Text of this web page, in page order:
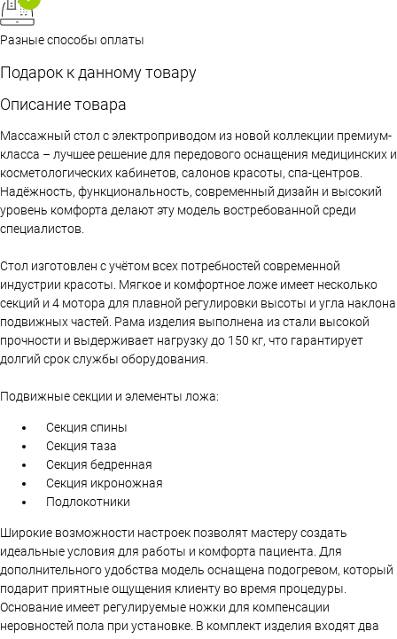
Разные способы оплаты
Подарок к данному товару
Описание товара
Массажный стол с электроприводом из новой коллекции премиум-
класса – лучшее решение для передового оснащения медицинских и
косметологических кабинетов, салонов красоты, спа-центров.
Надёжность, функциональность, современный дизайн и высокий
уровень комфорта делают эту модель востребованной среди
специалистов.
Стол изготовлен с учётом всех потребностей современной
индустрии красоты. Мягкое и комфортное ложе имеет несколько
секций и 4 мотора для плавной регулировки высоты и угла наклона
подвижных частей. Рама изделия выполнена из стали высокой
прочности и выдерживает нагрузку до 150 кг, что гарантирует
долгий срок службы оборудования.
Подвижные секции и элементы ложа:
Секция спины
Секция таза
Секция бедренная
Секция икроножная
Подлокотники
Широкие возможности настроек позволят мастеру создать
идеальные условия для работы и комфорта пациента. Для
дополнительного удобства модель оснащена подогревом, который
подарит приятные ощущения клиенту во время процедуры.
Основание имеет регулируемые ножки для компенсации
неровностей пола при установке. В комплект изделия входят два